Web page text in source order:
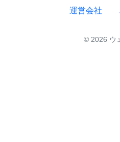
運営会社
© 2026 ウ